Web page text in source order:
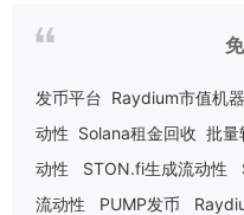
发币平台 Raydium市值机器
动性 Solana租金回收 批量
动性
STON.fi生成流动性
流动性
PUMP发币